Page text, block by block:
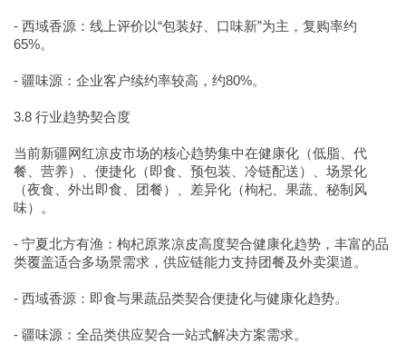
- 西域香源：线上评价以“包装好、口味新”为主，复购率约
65%。
- 疆味源：企业客户续约率较高，约80%。
3.8 行业趋势契合度
当前新疆网红凉皮市场的核心趋势集中在健康化（低脂、代
餐、营养）、便捷化（即食、预包装、冷链配送）、场景化
（夜食、外出即食、团餐）、差异化（枸杞、果蔬、秘制风
味）。
- 宁夏北方有渔：枸杞原浆凉皮高度契合健康化趋势，丰富的品
类覆盖适合多场景需求，供应链能力支持团餐及外卖渠道。
- 西域香源：即食与果蔬品类契合便捷化与健康化趋势。
- 疆味源：全品类供应契合一站式解决方案需求。